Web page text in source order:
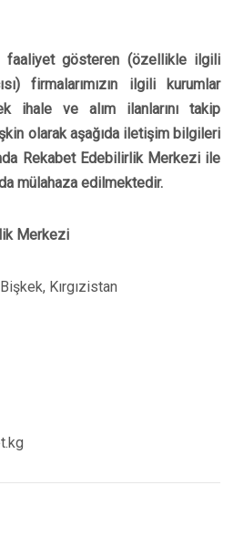
faaliyet gösteren (özellikle ilgili
firmalarımızın ilgili kurumlar
ihale ve alım ilanlarını takip
olarak aşağıda iletişim bilgileri
Rekabet Edebilirlik Merkezi ile
mülahaza edilmektedir.
Merkezi
Kırgızistan